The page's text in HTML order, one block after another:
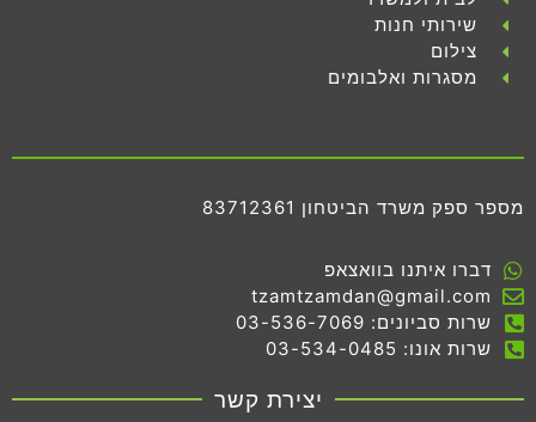
שירותי חנות
צילום
מסגרות ואלבומים
מספר ספק משרד הביטחון 83712361
דברו איתנו בוואצאפ
tzamtzamdan@gmail.com
שרות סביונים: 03-536-7069
שרות אונו: 03-534-0485
יצירת קשר